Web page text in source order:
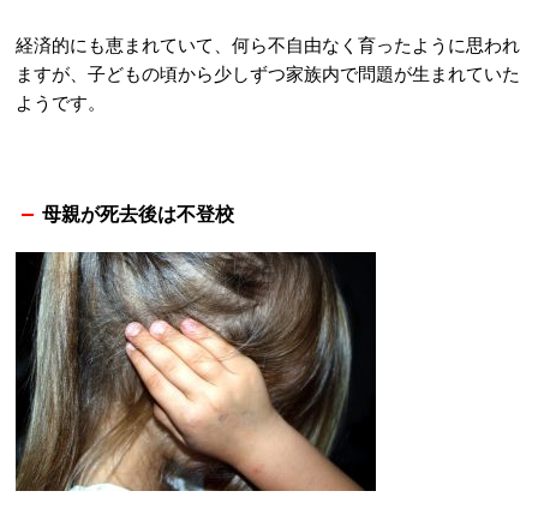
経済的にも恵まれていて、何ら不自由なく育ったように思われ
ますが、子どもの頃から少しずつ家族内で問題が生まれていた
ようです。
母親が死去後は不登校